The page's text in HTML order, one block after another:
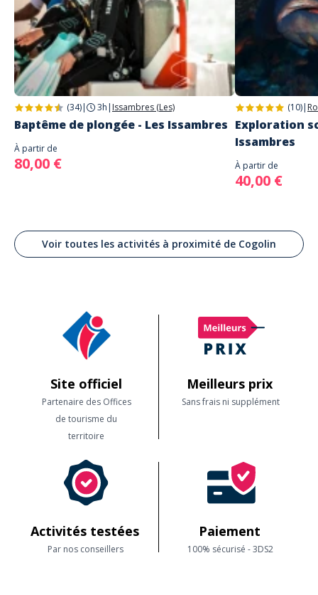
(34)| 3h | Issambres (Les)
Baptême de plongée - Les Issambres
À partir de
80,00 €
(10)|
Exploration
Issambres
À partir de
40,00 €
Voir toutes les activités à proximité de Cogolin
Site officiel
Partenaire des Offices
de tourisme du
territoire
Meilleurs prix
Sans frais ni supplément
Activités testées
Par nos conseillers
Paiement
100% sécurisé - 3DS2